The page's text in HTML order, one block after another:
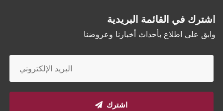
اشترك في القائمة البريدية
وابق على اطلاع بأحداث أخبارنا وعروضنا
اشترك